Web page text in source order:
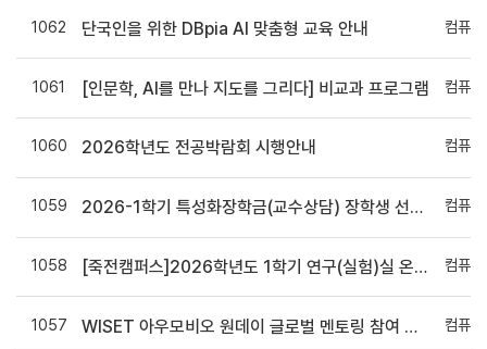
1062 단국인을 위한 DBpia AI 맞춤형 교육 안내 컴퓨
1061 [인문학, AI를 만나 지도를 그리다] 비교과 프로그램 컴퓨
1060 2026학년도 전공박람회 시행안내 컴퓨
1059 2026-1학기 특성화장학금(교수상담) 장학생 선발~05/07(목)13시까지 컴퓨
1058 [죽전캠퍼스]2026학년도 1학기 연구(실험)실 온라인 법정 정기안전교육 실시 (6월 7일 (일)까지 연장) 컴퓨
1057 WISET 아우모비오 원데이 글로벌 멘토링 참여 멘티 모집 컴퓨